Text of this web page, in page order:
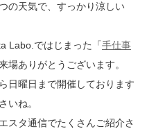
の天気で、すっかり涼しい
Labo.ではじまった「手仕事
場ありがとうございます。
日曜日まで開催しております
いね。
スタ通信でたくさんご紹介さ